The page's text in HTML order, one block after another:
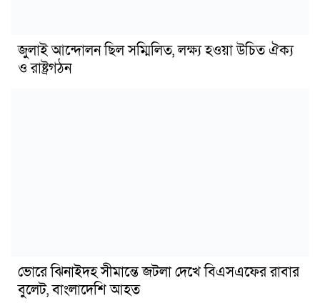
জুলাই আন্দোলন ছিল সম্মিলিত, লক্ষ্য হওয়া উচিত ঐক্য
ও রাষ্ট্রগঠন
ভোরে ঝিনাইদহ সীমান্তে জটলা দেখে বিএসএফের রাবার
বুলেট, বাংলাদেশি আহত